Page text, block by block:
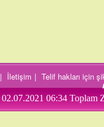
| İletişim | Telif hakları için
02.07.2021 06:34 Toplam